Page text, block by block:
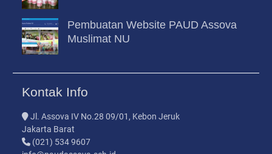
Pembuatan Website PAUD Assova
Muslimat NU
Kontak Info
Jl. Assova IV No.28 09/01, Kebon Jeruk
Jakarta Barat
(021) 534 9607